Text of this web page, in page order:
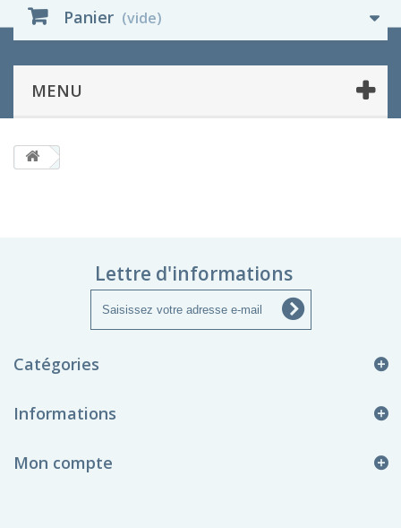
Panier (vide)
MENU
Lettre d'informations
Catégories
Informations
Mon compte